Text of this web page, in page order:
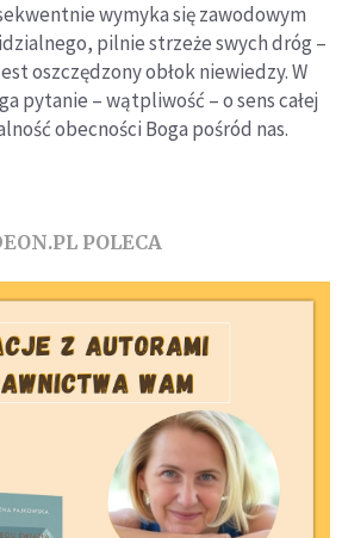
wymyka się zawodowym
pilnie strzeże swych dróg ­­­­–
oszczędzony obłok niewiedzy. W
pytanie – wątpliwość – o sens całej
obecności Boga pośród nas.
POLECA